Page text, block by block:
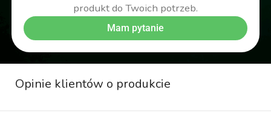
produkt do Twoich potrzeb.
Mam pytanie
Opinie klientów o produkcie